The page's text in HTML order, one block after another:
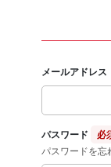
メールアドレス
パスワード
必
パスワードを忘